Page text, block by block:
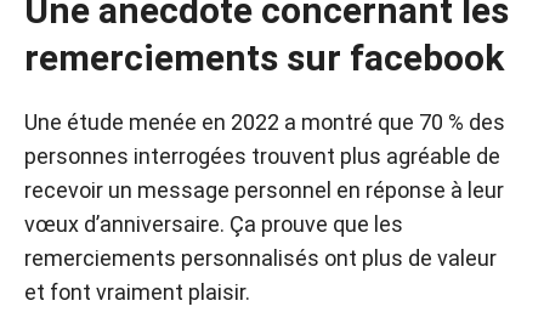
Une anecdote concernant les
remerciements sur facebook
Une étude menée en 2022 a montré que 70 % des
personnes interrogées trouvent plus agréable de
recevoir un message personnel en réponse à leur
vœux d’anniversaire. Ça prouve que les
remerciements personnalisés ont plus de valeur
et font vraiment plaisir.